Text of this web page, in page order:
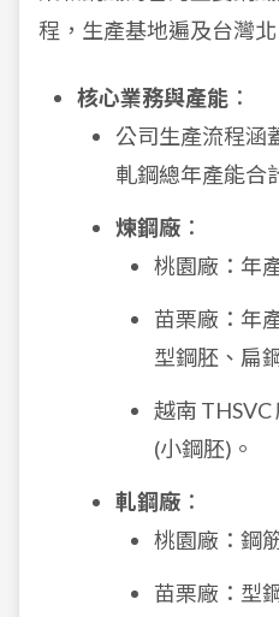
程，生產基地遍及台灣
核心業務與產能 ：
公司生產流程涵
軋鋼總年產能合
煉鋼廠 ：
桃園廠：年
苗栗廠：年
型鋼胚、扁
越南
(小鋼胚)。
軋鋼廠 ：
桃園廠：鋼
苗栗廠：型